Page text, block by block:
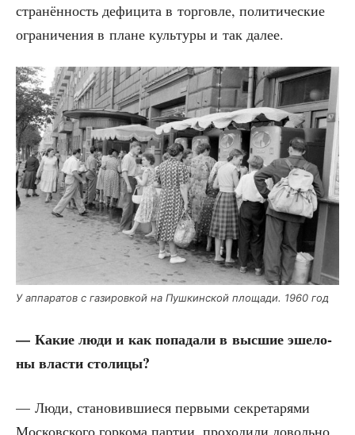
стра­нён­ность дефи­ци­та в тор­гов­ле, поли­ти­че­ские
огра­ни­че­ния в плане куль­ту­ры и так далее.
У аппа­ра­тов с гази­ров­кой на Пуш­кин­ской пло­ща­ди. 1960 год
— Какие люди и как попа­да­ли в выс­шие эше­ло­
ны вла­сти столицы?
— Люди, ста­но­вив­ши­е­ся пер­вы­ми сек­ре­та­ря­ми